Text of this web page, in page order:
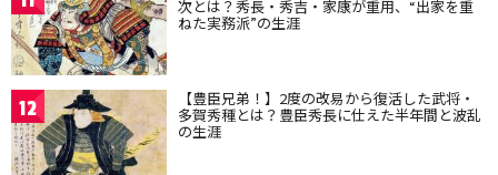
次とは？秀長・秀吉・家康が重用、“出家を重
ねた実務派”の生涯
12 【豊臣兄弟！】2度の改易から復活した武将・
多賀秀種とは？豊臣秀長に仕えた半年間と波乱
の生涯